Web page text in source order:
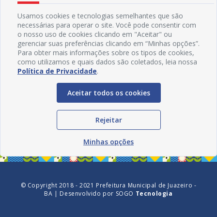
Redes Sociais
© Copyright 2018 - 2021 Prefeitura Municipal de Juazeiro -
BA | Desenvolvido por SOGO Tecnologia
Usamos cookies e tecnologias semelhantes que são
necessárias para operar o site. Você pode consentir com
o nosso uso de cookies clicando em "Aceitar" ou
gerenciar suas preferências clicando em “Minhas opções”.
Para obter mais informações sobre os tipos de cookies,
como utilizamos e quais dados são coletados, leia nossa
Política de Privacidade.
Aceitar todos os cookies
Rejeitar
Minhas opções